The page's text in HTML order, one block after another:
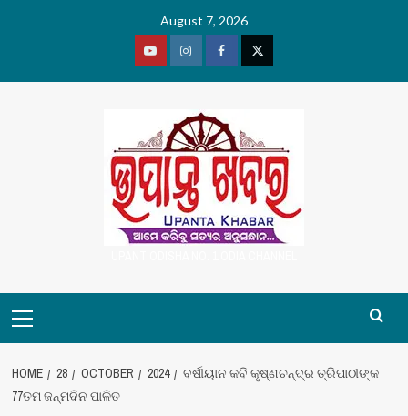
August 7, 2026
YoutubeVimeoFacebookTwitter
Menu
HOME 28 OCTOBER 2024
ବର୍ଷୀୟାନ କବି କୃଷ୍ଣଚନ୍ଦ୍ର ତ୍ରିପାଠୀଙ୍କ
77ତମ ଜନ୍ମଦିନ ପାଳିତ